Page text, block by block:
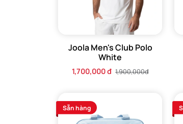
Joola Men's Club Polo
White
1,700,000 đ 1,900,000đ
Sẵn hàng